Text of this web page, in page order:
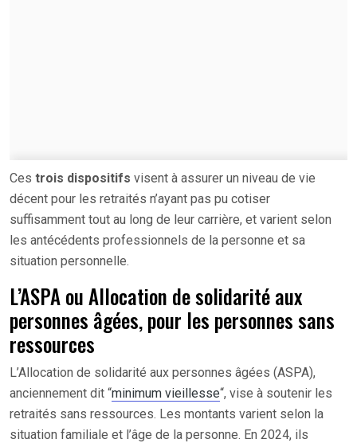
Ces trois dispositifs visent à assurer un niveau de vie
décent pour les retraités n’ayant pas pu cotiser
suffisamment tout au long de leur carrière, et varient selon
les antécédents professionnels de la personne et sa
situation personnelle.
L’ASPA ou Allocation de solidarité aux
personnes âgées, pour les personnes sans
ressources
L’Allocation de solidarité aux personnes âgées (ASPA),
anciennement dit “minimum vieillesse“, vise à soutenir les
retraités sans ressources. Les montants varient selon la
situation familiale et l’âge de la personne. En 2024, ils